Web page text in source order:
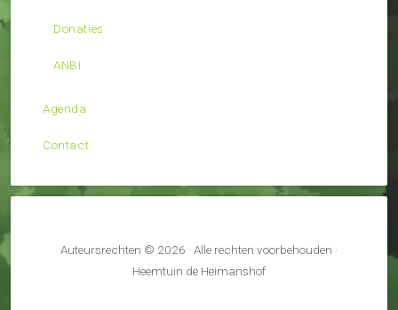
Donaties
ANBI
Agenda
Contact
Auteursrechten © 2026 · Alle rechten voorbehouden ·
Heemtuin de Heimanshof